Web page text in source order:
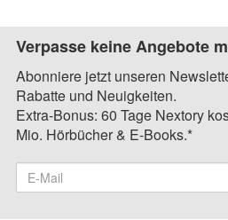
Verpasse keine Angebote
Abonniere jetzt unseren
Rabatte und Neuigkeiten.
Extra-Bonus: 60 Tage Nextory
Mio. Hörbücher & E-Books.*